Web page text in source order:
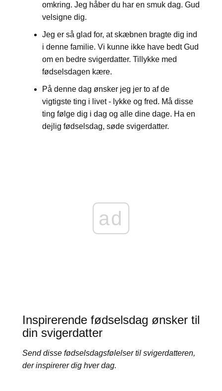
omkring. Jeg håber du har en smuk dag. Gud
velsigne dig.
Jeg er så glad for, at skæbnen bragte dig ind
i denne familie. Vi kunne ikke have bedt Gud
om en bedre svigerdatter. Tillykke med
fødselsdagen kære.
På denne dag ønsker jeg jer to af de
vigtigste ting i livet - lykke og fred. Må disse
ting følge dig i dag og alle dine dage. Ha en
dejlig fødselsdag, søde svigerdatter.
ad
Inspirerende fødselsdag ønsker til
din svigerdatter
Send disse fødselsdagsfølelser til svigerdatteren,
der inspirerer dig hver dag.